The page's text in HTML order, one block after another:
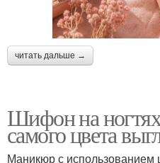
читать дальше →
Шифон на
самого цвета
Маникюр с